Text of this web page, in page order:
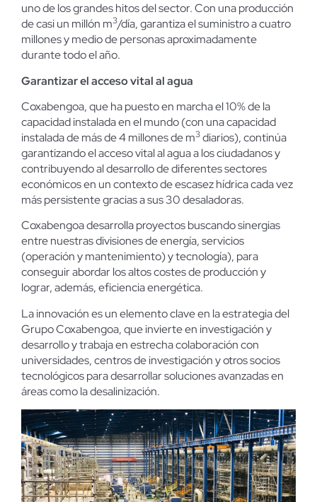
uno de los grandes hitos del sector. Con una producción
de casi un millón m3/día, garantiza el suministro a cuatro
millones y medio de personas aproximadamente
durante todo el año.
Garantizar el acceso vital al agua
Coxabengoa, que ha puesto en marcha el 10% de la
capacidad instalada en el mundo (con una capacidad
instalada de más de 4 millones de m3diarios), continúa
garantizando el acceso vital al agua a los ciudadanos y
contribuyendo al desarrollo de diferentes sectores
económicos en un contexto de escasez hídrica cada vez
más persistente gracias a sus 30 desaladoras.
Coxabengoa desarrolla proyectos buscando sinergias
entre nuestras divisiones de energía, servicios
(operación y mantenimiento) y tecnología), para
conseguir abordar los altos costes de producción y
lograr, además, eficiencia energética.
La innovación es un elemento clave en la estrategia del
Grupo Coxabengoa, que invierte en investigación y
desarrollo y trabaja en estrecha colaboración con
universidades, centros de investigación y otros socios
tecnológicos para desarrollar soluciones avanzadas en
áreas como la desalinización.